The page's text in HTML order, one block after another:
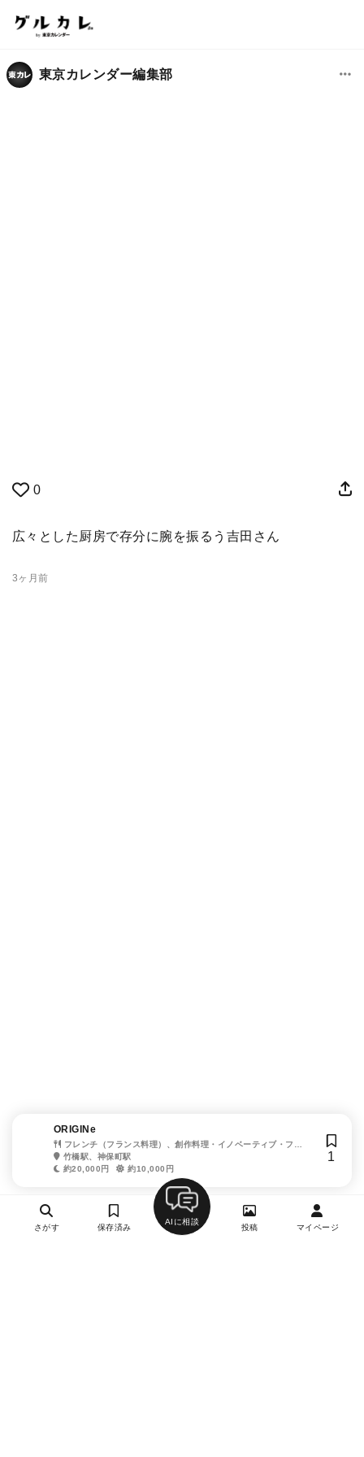
東京カレンダー編集部
0
広々とした厨房で存分に腕を振るう吉田さん
3ヶ月前
ORIGINe
フレンチ（フランス料理）、創作料理・イノベーティブ・フュ
ージョン、ワイン、海鮮・シーフード、ジビエ料理
竹橋駅、神保町駅
約20,000円
約10,000円
1
さがす 保存済み
AIに相談
投稿 マイページ